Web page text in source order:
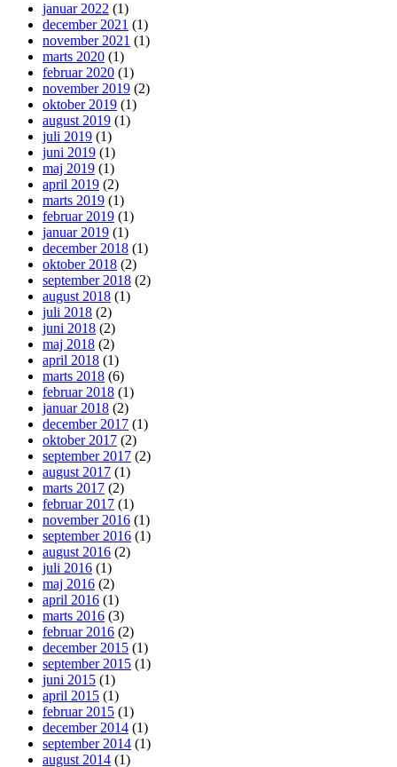
januar 2022 (1)
december 2021 (1)
november 2021 (1)
marts 2020 (1)
februar 2020 (1)
november 2019 (2)
oktober 2019 (1)
august 2019 (1)
juli 2019 (1)
juni 2019 (1)
maj 2019 (1)
april 2019 (2)
marts 2019 (1)
februar 2019 (1)
januar 2019 (1)
december 2018 (1)
oktober 2018 (2)
september 2018 (2)
august 2018 (1)
juli 2018 (2)
juni 2018 (2)
maj 2018 (2)
april 2018 (1)
marts 2018 (6)
februar 2018 (1)
januar 2018 (2)
december 2017 (1)
oktober 2017 (2)
september 2017 (2)
august 2017 (1)
marts 2017 (2)
februar 2017 (1)
november 2016 (1)
september 2016 (1)
august 2016 (2)
juli 2016 (1)
maj 2016 (2)
april 2016 (1)
marts 2016 (3)
februar 2016 (2)
december 2015 (1)
september 2015 (1)
juni 2015 (1)
april 2015 (1)
februar 2015 (1)
december 2014 (1)
september 2014 (1)
august 2014 (1)